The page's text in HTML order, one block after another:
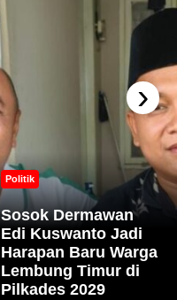
Politik
Sosok Dermawan
Edi Kuswanto Jadi
Harapan Baru Warga
Lembung Timur di
Pilkades 2029
›